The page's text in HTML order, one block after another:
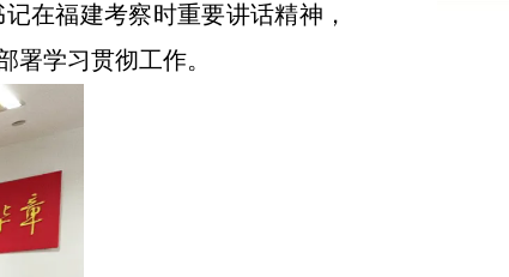
在福建考察时重要讲话精神，
学习贯彻工作。